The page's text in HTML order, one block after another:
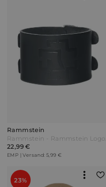
Rammstein
Rammstein -
22,99 €
EMP | Versand: 5,99 €
23%